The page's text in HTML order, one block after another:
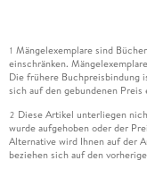
1 Mängelexemplare sind
einschränken.
Die frühere Buchpreisbindung
sich auf den gebundenen Preis
2 Diese Artikel unterliegen
wurde aufgehoben oder der
Alternative wird Ihnen auf der
beziehen sich auf den